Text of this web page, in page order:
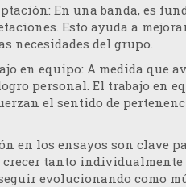
: En una banda, es
Esto ayuda a
necesidades del grupo.
en equipo: A medida que
personal. El trabajo en
el sentido de
en los ensayos son clave
tanto individualmente
evolucionando como